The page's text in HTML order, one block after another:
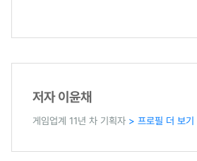
저자 이윤채
게임업계 11년 차 기획자 > 프로필 더 보기